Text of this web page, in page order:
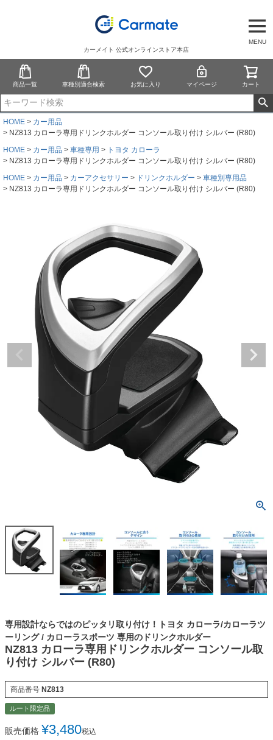
MENU
カーメイト 公式オンラインストア本店
商品一覧 車種別適合検索 お気に入り マイページ カート
HOME
カー用品
NZ813 カローラ専用ドリンクホルダー コンソール取り付け シルバー (R80)
HOME
カー用品 車種専用
トヨタ カローラ
NZ813 カローラ専用ドリンクホルダー コンソール取り付け シルバー (R80)
HOME
カー用品 カーアクセサリー ドリンクホルダー
車種別専用品
NZ813 カローラ専用ドリンクホルダー コンソール取り付け シルバー (R80)
専用設計ならではのピッタリ取り付け！トヨタ カローラ/カローラツ
ーリング / カローラスポーツ 専用のドリンクホルダー
NZ813 カローラ専用ドリンクホルダー コンソール取
り付け シルバー (R80)
商品番号 NZ813
ルート限定品
販売価格 ¥3,480税込